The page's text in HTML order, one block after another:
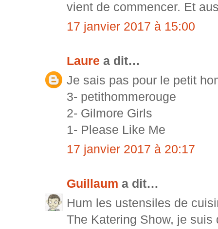
vient de commencer. Et
17 janvier 2017 à 15:00
Laure a dit…
Je sais pas pour le petit
3- petithommerouge
2- Gilmore Girls
1- Please Like Me
17 janvier 2017 à 20:17
Guillaum a dit…
Hum les ustensiles de
The Katering Show, je